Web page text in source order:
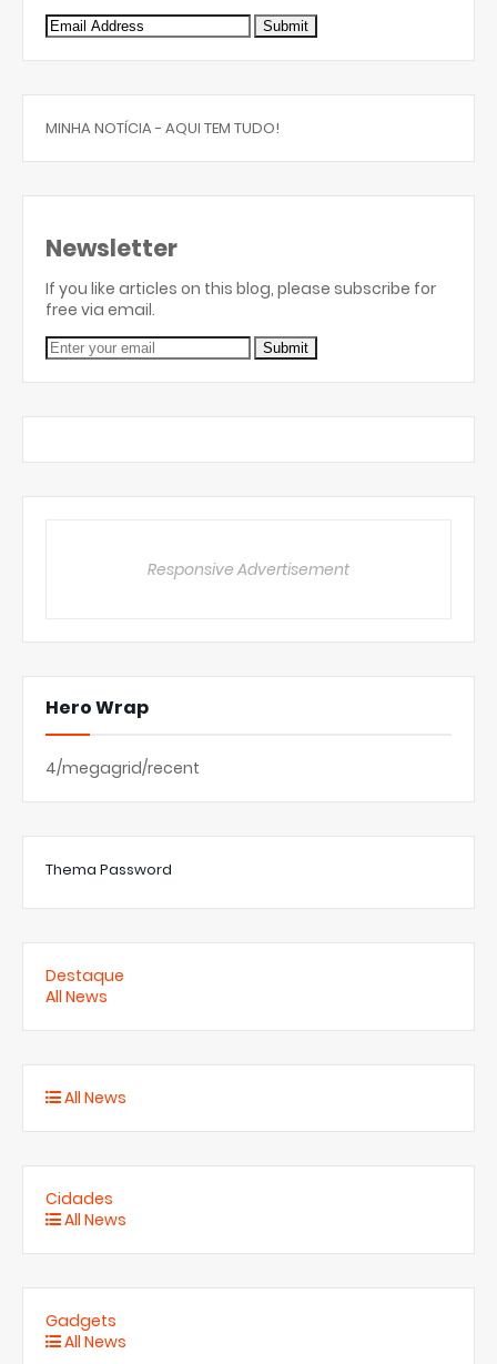
MINHA NOTÍCIA - AQUI TEM TUDO!
Newsletter
If you like articles on this blog, please subscribe for
free via email.
Responsive Advertisement
Hero Wrap
4/megagrid/recent
Thema Password
Destaque
All News
All News
Cidades
All News
Gadgets
All News